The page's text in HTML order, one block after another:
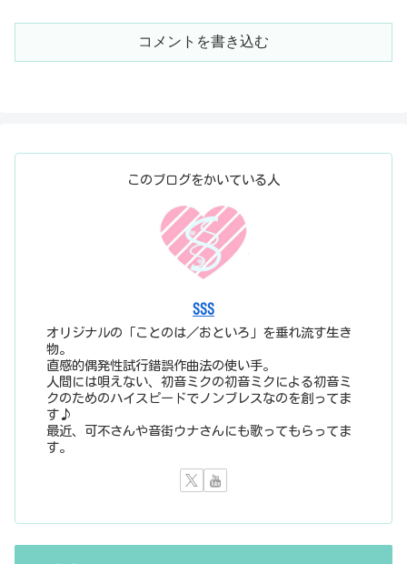
コメントを書き込む
このブログをかいている人
SSS
オリジナルの「ことのは／おといろ」を垂れ流す生き
物。
直感的偶発性試行錯誤作曲法の使い手。
人間には唄えない、初音ミクの初音ミクによる初音ミ
クのためのハイスピードでノンブレスなのを創ってま
す♪
最近、可不さんや音街ウナさんにも歌ってもらってま
す。